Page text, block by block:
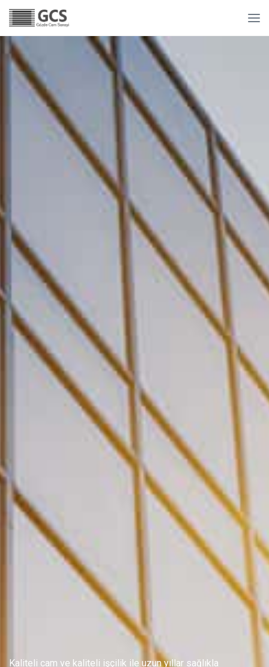
Kaliteli cam ve kaliteli işçilik ile uzun yıllar sağlıkla